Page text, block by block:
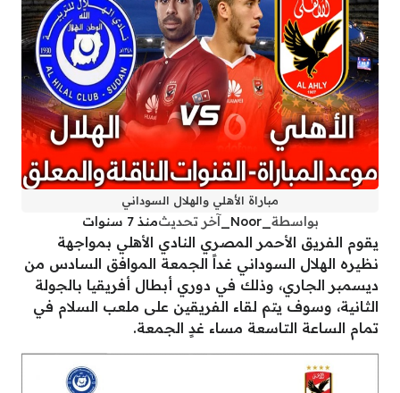
مباراة الأهلي والهلال السوداني
بواسطة _Noor_ آخر تحديثمنذ 7 سنوات
يقوم الفريق الأحمر المصري النادي الأهلي بمواجهة
نظيره الهلال السوداني غداً الجمعة الموافق السادس من
ديسمبر الجاري، وذلك في دوري أبطال أفريقيا بالجولة
الثانية، وسوف يتم لقاء الفريقين على ملعب السلام في
تمام الساعة التاسعة مساء غدٍ الجمعة.